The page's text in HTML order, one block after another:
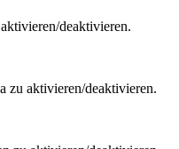
deaktivieren.
zu aktivieren/deaktivieren.